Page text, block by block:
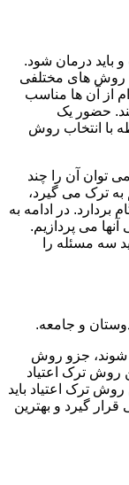
باید درمان شود.
روش های مختلفی
از آن ها مناسب
حضور یک
با انتخاب روش
توان آن را چند
به ترک می گیرد،
در ادامه به
می پردازیم.
سه مسئله را
و جامعه.
شوند، جزو روش
روش ترک اعتیاد
ترک اعتیاد باید
گیرد و بهترین